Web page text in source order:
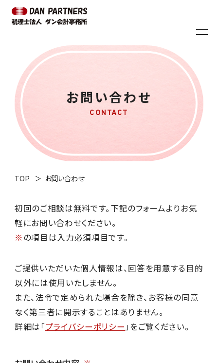
お問い合わせ
TOP お問い合わせ
初回のご相談は無料です。下記のフォームよりお気
軽にお問い合わせください。
※の項目は入力必須項目です。
ご提供いただいた個人情報は、回答を用意する目的
以外には使用いたしません。
また、法令で定められた場合を除き、お客様の同意
なく第三者に開示することはありません。
詳細は「プライバシーポリシー」をご覧ください。